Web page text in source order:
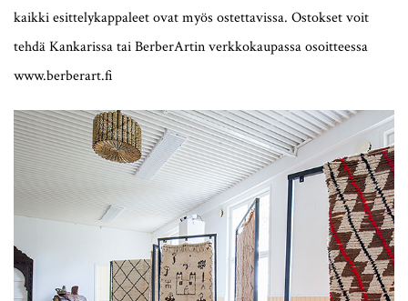
kaikki esittelykappaleet ovat myös ostettavissa. Ostokset voit
tehdä Kankarissa tai BerberArtin verkkokaupassa osoitteessa
www.berberart.fi